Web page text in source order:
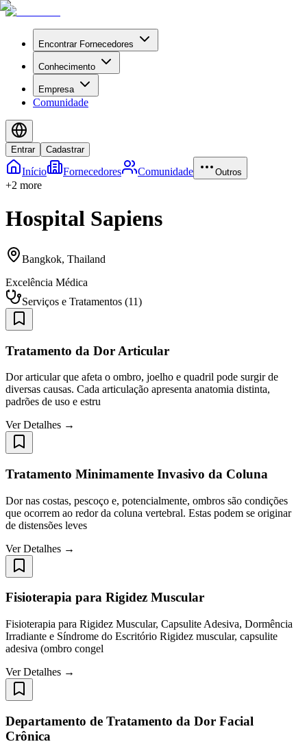
Encontrar Fornecedores
Conhecimento
Empresa
Comunidade
Entrar Cadastrar
Início Fornecedores Comunidade Outros
+2 more
Hospital Sapiens
Bangkok, Thailand
Excelência Médica
Serviços e Tratamentos (11)
Tratamento da Dor Articular
Dor articular que afeta o ombro, joelho e quadril pode surgir de
diversas causas. Cada articulação apresenta anatomia distinta,
padrões de uso e estru
Ver Detalhes →
Tratamento Minimamente Invasivo da Coluna
Dor nas costas, pescoço e, potencialmente, ombros são condições
que ocorrem ao redor da coluna vertebral. Estas podem se originar
de distensões leves
Ver Detalhes →
Fisioterapia para Rigidez Muscular
Fisioterapia para Rigidez Muscular, Capsulite Adesiva, Dormência
Irradiante e Síndrome do Escritório Rigidez muscular, capsulite
adesiva (ombro congel
Ver Detalhes →
Departamento de Tratamento da Dor Facial
Crônica